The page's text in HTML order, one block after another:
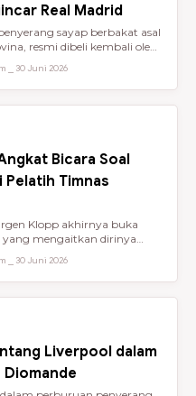
Real Madrid
sayap berbakat asal
resmi dibeli kembali oleh
⎯ 30 Juni 2026
Bicara Soal
Pelatih Timnas
Klopp akhirnya buka
mengaitkan dirinya
⎯ 30 Juni 2026
Liverpool dalam
Diomande